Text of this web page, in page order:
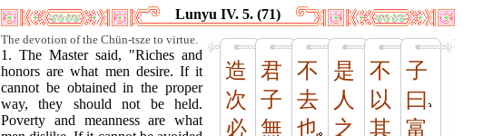
Lunyu IV. 5. (71)
造
次
必
君
子
無
不
去
也
是
人
之
不
以
其
子
曰
富
The devotion of the Chün-tsze to virtue.
1. The Master said, "Riches and
honors are what men desire. If it
cannot be obtained in the proper
way, they should not be held.
Poverty and meanness are what